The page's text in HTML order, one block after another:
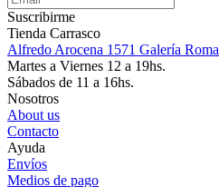
Suscribirme
Tienda Carrasco
Alfredo Arocena 1571 Galería Roma
Martes a Viernes 12 a 19hs.
Sábados de 11 a 16hs.
Nosotros
About us
Contacto
Ayuda
Envíos
Medios de pago